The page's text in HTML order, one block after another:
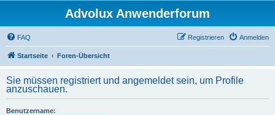
Advolux Anwenderforum
FAQ Anmelden
Registrieren
Startseite Foren-Übersicht
Sie müssen registriert und angemeldet sein, um Profile
anzuschauen.
Benutzername: